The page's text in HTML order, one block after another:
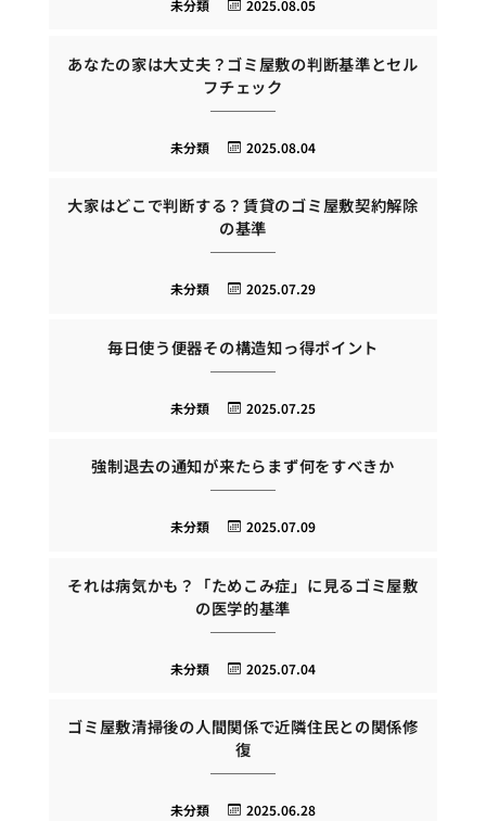
2025.08.05
未分類
あなたの家は大丈夫？ゴミ屋敷の判断基準とセル
フチェック
2025.08.04
未分類
大家はどこで判断する？賃貸のゴミ屋敷契約解除
の基準
2025.07.29
未分類
毎日使う便器その構造知っ得ポイント
2025.07.25
未分類
強制退去の通知が来たらまず何をすべきか
2025.07.09
未分類
それは病気かも？「ためこみ症」に見るゴミ屋敷
の医学的基準
2025.07.04
未分類
ゴミ屋敷清掃後の人間関係で近隣住民との関係修
復
2025.06.28
未分類